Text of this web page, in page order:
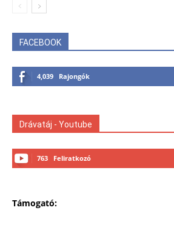
FACEBOOK
4,039 Rajongók
Drávatáj - Youtube
763 Feliratkozó
Támogató: